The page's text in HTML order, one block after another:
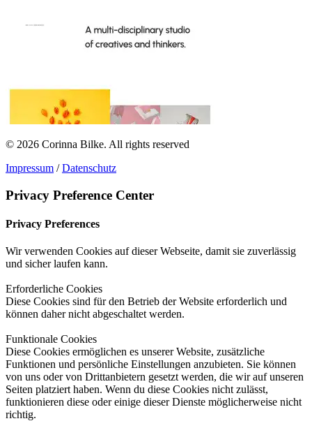
© 2026 Corinna Bilke. All rights reserved
Impressum /Datenschutz
Privacy Preference Center
Privacy Preferences
Wir verwenden Cookies auf dieser Webseite, damit sie zuverlässig
und sicher laufen kann.
Erforderliche Cookies
Diese Cookies sind für den Betrieb der Website erforderlich und
können daher nicht abgeschaltet werden.
Funktionale Cookies
Diese Cookies ermöglichen es unserer Website, zusätzliche
Funktionen und persönliche Einstellungen anzubieten. Sie können
von uns oder von Drittanbietern gesetzt werden, die wir auf unseren
Seiten platziert haben. Wenn du diese Cookies nicht zulässt,
funktionieren diese oder einige dieser Dienste möglicherweise nicht
richtig.